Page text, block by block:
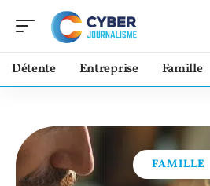
Détente Entreprise Famille
FAMILLE